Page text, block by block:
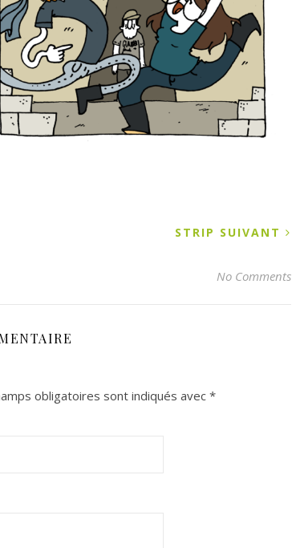
STRIP SUIVANT
No Comments
obligatoires sont indiqués avec *